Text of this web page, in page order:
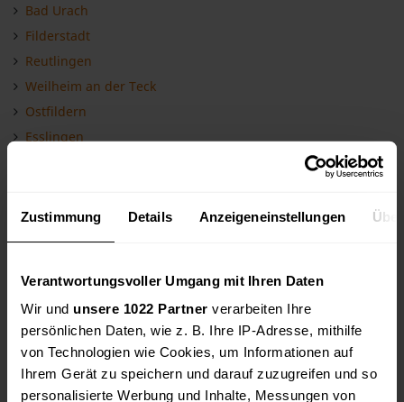
Zustimmung Details Anzeigeneinstellungen
Verantwortungsvoller Umgang mit Ihren Daten
Wir und unsere 1022 Partner verarbeiten Ihre
persönlichen Daten, wie z. B. Ihre IP-Adresse, mithilfe
von Technologien wie Cookies, um Informationen auf
Ihrem Gerät zu speichern und darauf zuzugreifen und so
personalisierte Werbung und Inhalte, Messungen von
Bad Urach
Filderstadt
Reutlingen
Weilheim an der Teck
Ostfildern
Esslingen
Uhingen
Stuttgart
Böblingen
Tübingen
Fellbach
Sindelfingen